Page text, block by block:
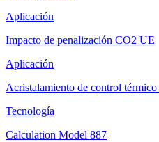
Aplicación
Impacto de penalización CO2 UE
Aplicación
Acristalamiento de control térmico
Tecnología
Calculation Model 887